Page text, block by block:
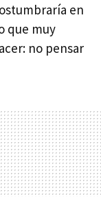
en
que muy
no pensar